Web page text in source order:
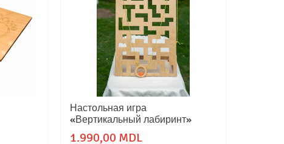
Настольная игра
«Вертикальный лабиринт»
1.990,00 MDL